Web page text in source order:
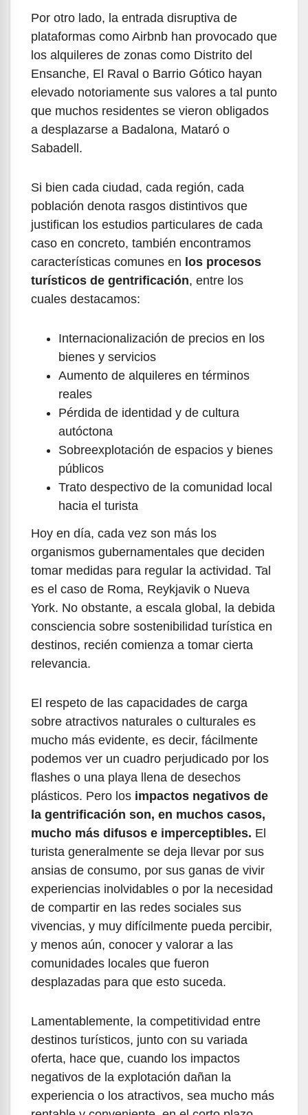
Por otro lado, la entrada disruptiva de
plataformas como Airbnb han provocado que
los alquileres de zonas como Distrito del
Ensanche, El Raval o Barrio Gótico hayan
elevado notoriamente sus valores a tal punto
que muchos residentes se vieron obligados
a desplazarse a Badalona, Mataró o
Sabadell.
Si bien cada ciudad, cada región, cada
población denota rasgos distintivos que
justifican los estudios particulares de cada
caso en concreto, también encontramos
características comunes en los procesos
turísticos de gentrificación, entre los
cuales destacamos:
Internacionalización de precios en los
bienes y servicios
Aumento de alquileres en términos
reales
Pérdida de identidad y de cultura
autóctona
Sobreexplotación de espacios y bienes
públicos
Trato despectivo de la comunidad local
hacia el turista
Hoy en día, cada vez son más los
organismos gubernamentales que deciden
tomar medidas para regular la actividad. Tal
es el caso de Roma, Reykjavik o Nueva
York. No obstante, a escala global, la debida
consciencia sobre sostenibilidad turística en
destinos, recién comienza a tomar cierta
relevancia.
El respeto de las capacidades de carga
sobre atractivos naturales o culturales es
mucho más evidente, es decir, fácilmente
podemos ver un cuadro perjudicado por los
flashes o una playa llena de desechos
plásticos. Pero los impactos negativos de
la gentrificación son, en muchos casos,
mucho más difusos e imperceptibles. El
turista generalmente se deja llevar por sus
ansias de consumo, por sus ganas de vivir
experiencias inolvidables o por la necesidad
de compartir en las redes sociales sus
vivencias, y muy difícilmente pueda percibir,
y menos aún, conocer y valorar a las
comunidades locales que fueron
desplazadas para que esto suceda.
Lamentablemente, la competitividad entre
destinos turísticos, junto con su variada
oferta, hace que, cuando los impactos
negativos de la explotación dañan la
experiencia o los atractivos, sea mucho más